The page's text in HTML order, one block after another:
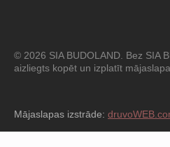
© 2026 SIA BUDOLAND. Bez SIA
aizliegts kopēt un izplatīt
Mājaslapas izstrāde: